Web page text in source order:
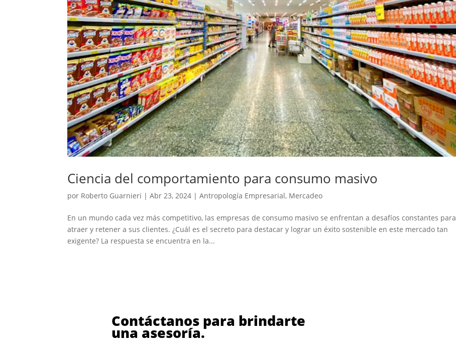
Ciencia del comportamiento para consumo masivo
por Roberto Guarnieri |Abr 23, 2024 |Antropología Empresarial, Mercadeo
En un mundo cada vez más competitivo, las empresas de consumo masivo se enfrentan a desafíos constantes para
atraer y retener a sus clientes. ¿Cuál es el secreto para destacar y lograr un éxito sostenible en este mercado tan
exigente? La respuesta se encuentra en la...
Contáctanos para brindarte
una asesoría.